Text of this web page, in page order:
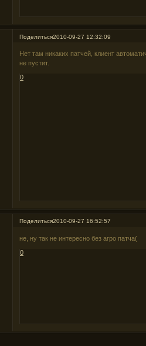
Поделиться2010-09-27 12:32:09
Нет там никаких патчей, клиент
не пустит.
0
Поделиться2010-09-27 16:52:57
не, ну так не интересно без агро патча(
0